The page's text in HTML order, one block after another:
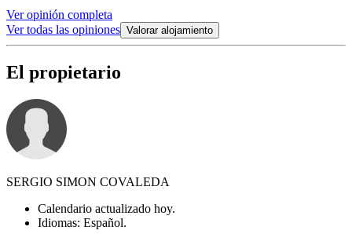
Ver opinión completa
Ver todas las opiniones Valorar alojamiento
El propietario
SERGIO SIMON COVALEDA
Calendario actualizado hoy.
Idiomas: Español.